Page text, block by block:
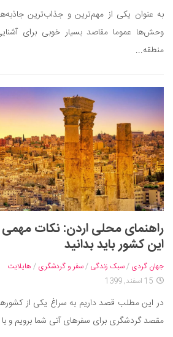
موفقیت و مهارت‌های فردی
سلامت
تغذیه سالم
بیماری و درمان
کودک و مادر
ورزش و تندرستی
روانشناسی
مراکز پزشکی و دارویی
فرهنگ و هنر
تلویزیون
موسیقی
چهره‌ها
عکاسی و هنرهای تجسمی
کتاب و کتاب‌خوانی
به عنوان یکی از مهم‌ترین و جذاب‌ترین
وحش‌ها عموما مقاصد بسیار خوبی برای
منطقه...
راهنمای محلی اردن: نکات مهمی
این کشور باید بدانید
جهان گردی /سبک زندگی /سفر و گردشگری / هایلایت
15 اسفند, 1399
در این مطلب قصد داریم به سراغ یکی از
مقصد گردشگری برای سفرهای آتی شما برویم و